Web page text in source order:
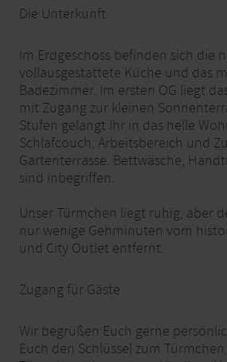
Die Unterkunft
Im Erdgeschoss befinden sich die
vollausgestattete Küche und das
Badezimmer. Im ersten OG liegt
mit Zugang zur kleinen
Stufen gelangt Ihr in das helle
Schlafcouch, Arbeitsbereich und
Gartenterrasse. Bettwäsche,
sind inbegriffen.
Unser Türmchen liegt ruhig, aber
nur wenige Gehminuten vom
und City Outlet entfernt.
Zugang für Gäste
Wir begrüßen Euch gerne
Euch den Schlüssel zum Türmchen